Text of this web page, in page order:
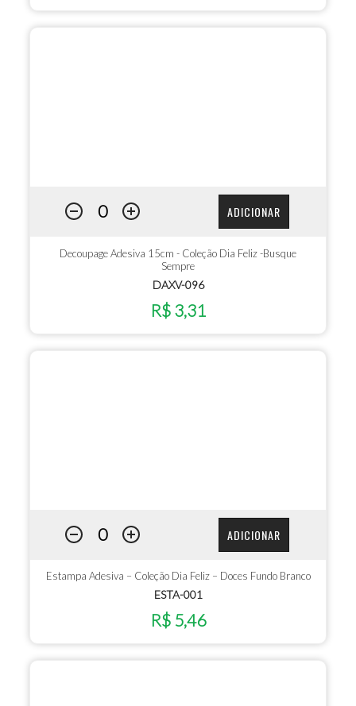
ADICIONAR
Decoupage Adesiva 15cm - Coleção Dia Feliz -Busque
Sempre
DAXV-096
R$ 3,31
ADICIONAR
Estampa Adesiva – Coleção Dia Feliz – Doces Fundo Branco
ESTA-001
R$ 5,46